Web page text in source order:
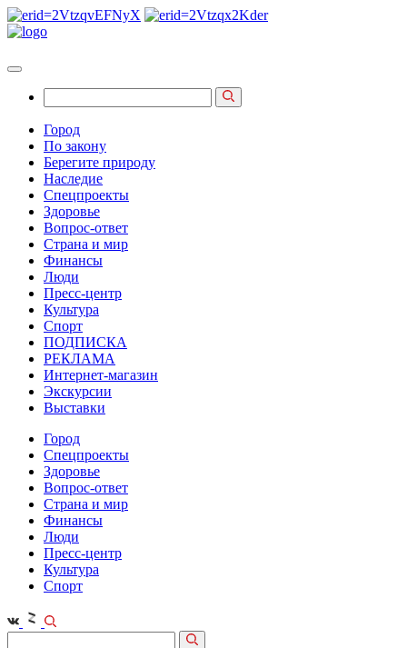
Город
По закону
Берегите природу
Наследие
Спецпроекты
Здоровье
Вопрос-ответ
Страна и мир
Финансы
Люди
Пресс-центр
Культура
Спорт
ПОДПИСКА
РЕКЛАМА
Интернет-магазин
Экскурсии
Выставки
Город
Спецпроекты
Здоровье
Вопрос-ответ
Страна и мир
Финансы
Люди
Пресс-центр
Культура
Спорт